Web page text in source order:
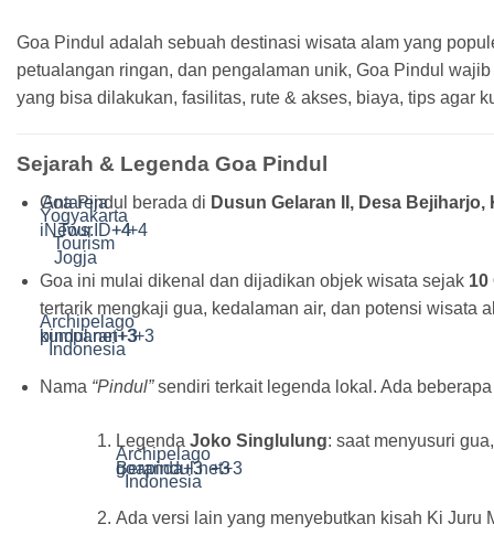
Goa Pindul adalah sebuah destinasi wisata alam yang
petualangan ringan, dan pengalaman unik, Goa Pindul
yang bisa dilakukan, fasilitas, rute & akses, biaya, tips agar
Sejarah & Legenda Goa Pindul
Goa Pindul berada di Dusun Gelaran II, Desa
Yogyakarta
Tourism
+4
iNews.ID+4
Antareja
Tour
Jogja
+4
Goa ini mulai dikenal dan dijadikan objek wisata sejak 10
tertarik mengkaji gua, kedalaman air, dan potensi wisata
Archipelago
Indonesia
+3
kumparan+3
pindul.net+3
Nama “Pindul”sendiri terkait legenda lokal. Ada
Legenda Joko Singlulung: saat menyusuri
Archipelago
Indonesia
+3
Beranda+3
goapindul.net+3
Ada versi lain yang menyebutkan kisah Ki